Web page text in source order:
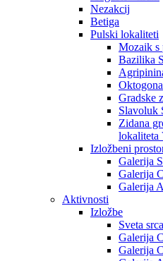
Nezakcij
Betiga
Pulski lokaliteti
Mozaik s
Bazilika
Gradske
Slavoluk
Zidana
lokaliteta
Izložbeni
Galerija
Galerija
Galerija
Aktivnosti
Izložbe
Sveta srca
Galerija
Galerija